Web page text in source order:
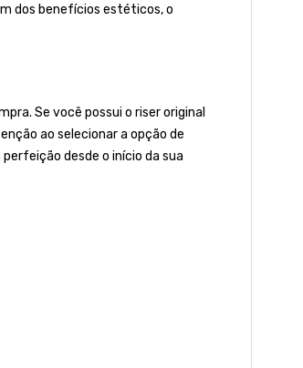
dos benefícios estéticos, o
Se você possui o riser original
ao selecionar a opção de
desde o início da sua